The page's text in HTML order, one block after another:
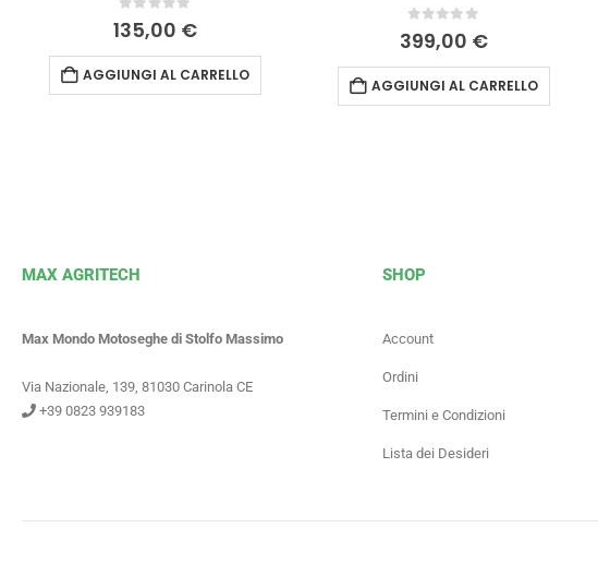
0Su 5
135,00 €
AGGIUNGI AL CARRELLO
0Su 5
399,00 €
AGGIUNGI AL CARRELLO
MAX AGRITECH
Max Mondo Motoseghe di Stolfo Massimo
Via Nazionale, 139, 81030 Carinola CE
+39 0823 939183
SHOP
Account
Ordini
Termini e Condizioni
Lista dei Desideri